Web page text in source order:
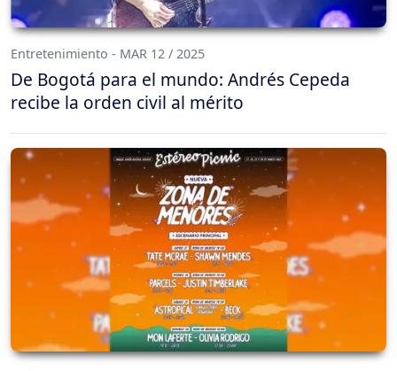
Entretenimiento - MAR 12 / 2025
De Bogotá para el mundo: Andrés Cepeda
recibe la orden civil al mérito